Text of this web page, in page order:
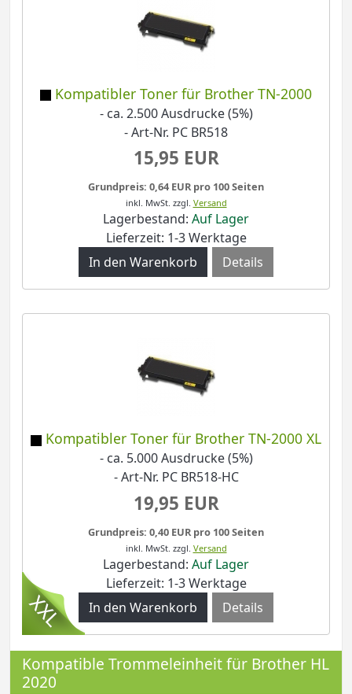
Kompatibler Toner für Brother TN-2000
- ca. 2.500 Ausdrucke (5%)
- Art-Nr. PC BR518
15,95 EUR
Grundpreis: 0,64 EUR pro 100 Seiten
inkl. MwSt. zzgl. Versand
Lagerbestand: Auf Lager
Lieferzeit: 1-3 Werktage
Details
Kompatibler Toner für Brother TN-2000 XL
- ca. 5.000 Ausdrucke (5%)
- Art-Nr. PC BR518-HC
19,95 EUR
Grundpreis: 0,40 EUR pro 100 Seiten
inkl. MwSt. zzgl. Versand
Lagerbestand: Auf Lager
Lieferzeit: 1-3 Werktage
Details
Kompatible Trommeleinheit für Brother HL
2020